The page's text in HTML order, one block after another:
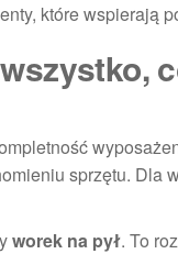
które wspierają
sprzętu. Dla
worek na pył. To